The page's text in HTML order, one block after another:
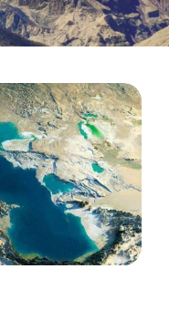
და
და სტრატეგიული
განყოფილება
და ჩამდინარე
განყოფილება